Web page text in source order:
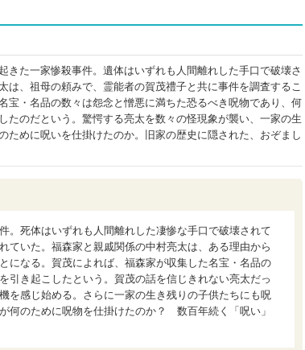
きた一家惨殺事件。遺体はいずれも人間離れした手口で破壊さ
は、祖母の頼みで、霊能者の賀茂禮子と共に事件を調査するこ
宝・名品の数々は怨念と憎悪に満ちた恐るべき呪物であり、何
たのだという。驚愕する亮太を数々の怪現象が襲い、一家の生
ために呪いを仕掛けたのか。旧家の歴史に隠された、おぞまし
。死体はいずれも人間離れした凄惨な手口で破壊されて
ていた。福森家と親戚関係の中村亮太は、ある理由から
になる。賀茂によれば、福森家が収集した名宝・名品の
引き起こしたという。賀茂の話を信じきれない亮太だっ
を感じ始める。さらに一家の生き残りの子供たちにも呪
のために呪物を仕掛けたのか？ 数百年続く「呪い」